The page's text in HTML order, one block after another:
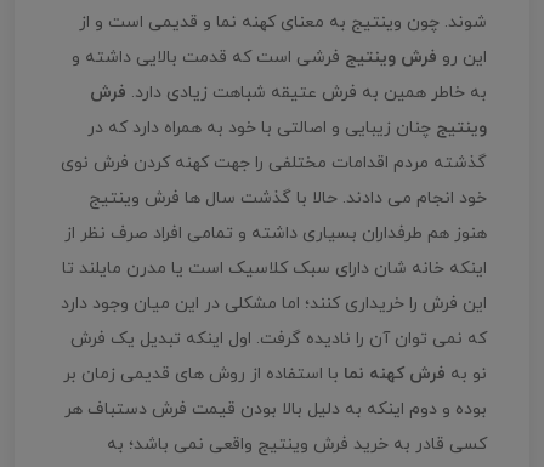
شوند. چون وینتیج به معنای کهنه نما و قدیمی است و از
این رو فرش وینتیج فرشی است که قدمت بالایی داشته و
به خاطر همین به فرش عتیقه شباهت زیادی دارد. فرش
وینتیج چنان زیبایی و اصالتی با خود به همراه دارد که در
گذشته مردم اقدامات مختلفی را جهت کهنه کردن فرش نوی
خود انجام می دادند. حالا با گذشت سال ها فرش وینتیج
هنوز هم طرفداران بسیاری داشته و تمامی افراد صرف نظر از
اینکه خانه شان دارای سبک کلاسیک است یا مدرن مایلند تا
این فرش را خریداری کنند؛ اما مشکلی در این میان وجود دارد
که نمی توان آن را نادیده گرفت. اول اینکه تبدیل یک فرش
نو به فرش کهنه نما با استفاده از روش های قدیمی زمان بر
بوده و دوم اینکه به دلیل بالا بودن قیمت فرش دستباف هر
کسی قادر به خرید فرش وینتیج واقعی نمی باشد؛ به